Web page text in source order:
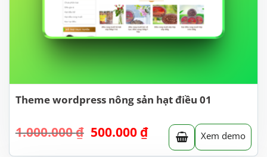
Theme wordpress nông sản hạt điều 01
1.000.000₫ Giá
500.000 ₫Giá
hiện Xem demo